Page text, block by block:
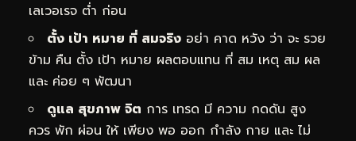
เลเวอเรจ ต่ำ ก่อน
ตั้ง เป้า หมาย ที่ สมจริง อย่า คาด หวัง ว่า จะ รวย
ข้าม คืน ตั้ง เป้า หมาย ผลตอบแทน ที่ สม เหตุ สม ผล
และ ค่อย ๆ พัฒนา
ดูแล สุขภาพ จิต การ เทรด มี ความ กดดัน สูง
ควร พัก ผ่อน ให้ เพียง พอ ออก กำลัง กาย และ ไม่